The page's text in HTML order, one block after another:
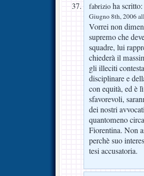
fabrizio ha scritto:
Giugno 8th, 2006
Vorrei non
supremo che
squadre, lui
chiederà il
gli illeciti
disciplinare e
con equità, ed è
sfavorevoli,
dei nostri
quantomeno
Fiorentina. Non
perchè suo
tesi accusatoria.